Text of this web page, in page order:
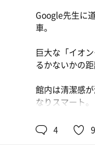
水風呂前のと
嫌でも目に入
休憩はこんな
白樺の木が立
地味に良かっ
オレンジ色の
ゆっくりじっ
も。
私は基本ソロ
女子と手を繋
した事がない。
たまに付き合
セッションも
そんなこんな
迷った挙句、
湯上り、恋焦
まずは生ビー
中央にはドー
意気揚々と最
が、3発目のジ
2段目に下がり
コイツは本気で
Google先生に
車。
巨大な「イオ
るかないかの
館内は清潔感
なりスマート。
平日の10時前
地元顔見知り
4